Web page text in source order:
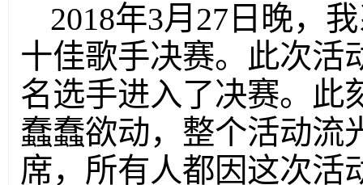
2018年3月27日晚，
十佳歌手决赛。此次活
名选手进入了决赛。此
蠢蠢欲动，整个活动流
席，所有人都因这次活